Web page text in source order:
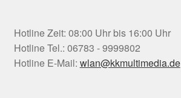
Hotline Zeit: 08:00 Uhr bis 16:00 Uhr
Hotline Tel.: 06783 - 9999802
Hotline E-Mail: wlan@kkmultimedia.de